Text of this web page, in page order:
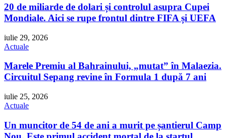
20 de miliarde de dolari și controlul asupra Cupei
Mondiale. Aici se rupe frontul dintre FIFA și UEFA
iulie 29, 2026
Actuale
Marele Premiu al Bahrainului, „mutat” în Malaezia.
Circuitul Sepang revine în Formula 1 după 7 ani
iulie 25, 2026
Actuale
Un muncitor de 54 de ani a murit pe șantierul Camp